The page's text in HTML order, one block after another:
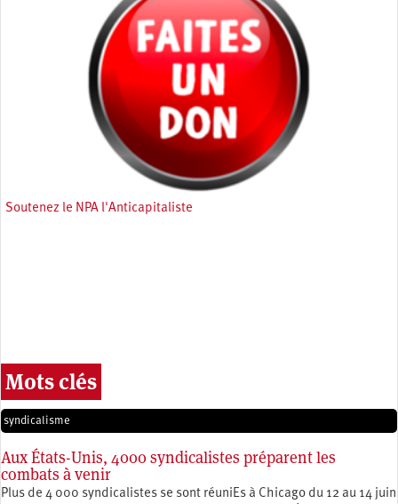
Soutenez le NPA l'Anticapitaliste
Mots clés
syndicalisme
Aux États-Unis, 4000 syndicalistes préparent les
combats à venir
Plus de 4 000 syndicalistes se sont réuniEs à Chicago du 12 au 14 juin